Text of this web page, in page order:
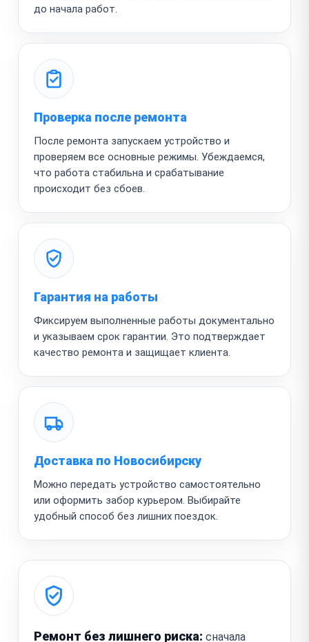
до начала работ.
Проверка после ремонта
После ремонта запускаем устройство и
проверяем все основные режимы. Убеждаемся,
что работа стабильна и срабатывание
происходит без сбоев.
Гарантия на работы
Фиксируем выполненные работы документально
и указываем срок гарантии. Это подтверждает
качество ремонта и защищает клиента.
Доставка по Новосибирску
Можно передать устройство самостоятельно
или оформить забор курьером. Выбирайте
удобный способ без лишних поездок.
Ремонт без лишнего риска: сначала